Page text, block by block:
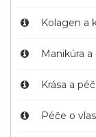
Kolagen a
Manikúra a
Krása a
Péče o